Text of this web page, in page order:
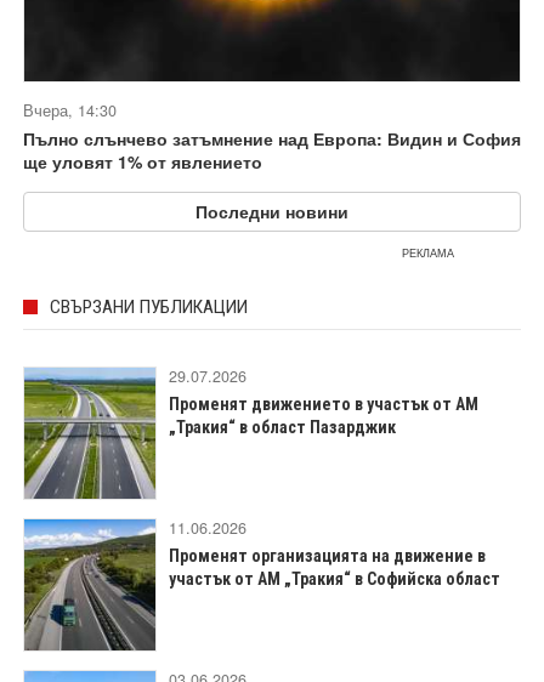
Вчера, 14:30
Пълно слънчево затъмнение над Европа: Видин и София
ще уловят 1% от явлението
Последни новини
РЕКЛАМА
СВЪРЗАНИ ПУБЛИКАЦИИ
29.07.2026
Променят движението в участък от АМ
„Тракия“ в област Пазарджик
11.06.2026
Променят организацията на движение в
участък от АМ „Тракия“ в Софийска област